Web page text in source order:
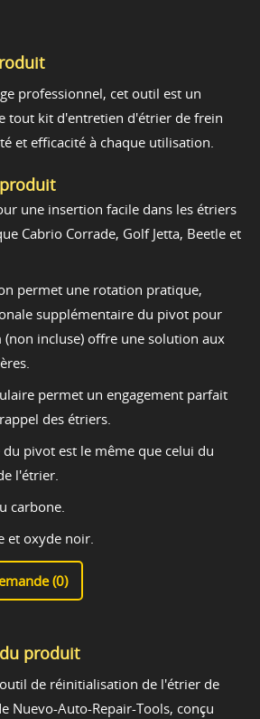
professionnel, cet outil est un
tout kit d'entretien d'étrier de frein
et efficacité à chaque utilisation.
une insertion facile dans les étriers
Cabrio Corrade, Golf Jetta, Beetle et
permet une rotation pratique,
supplémentaire du pivot pour
incluse) offre une solution aux
permet un engagement parfait
des étriers.
du pivot est le même que celui du
l'étrier.
carbone.
et oxyde noir.
(0)
produit
de réinitialisation de l'étrier de
Nuevo-Auto-Repair-Tools, conçu